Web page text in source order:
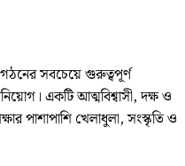
গঠনের সবচেয়ে গুরুত্বপূর্ণ
একটি আত্মবিশ্বাসী, দক্ষ ও
পাশাপাশি খেলাধুলা, সংস্কৃতি ও